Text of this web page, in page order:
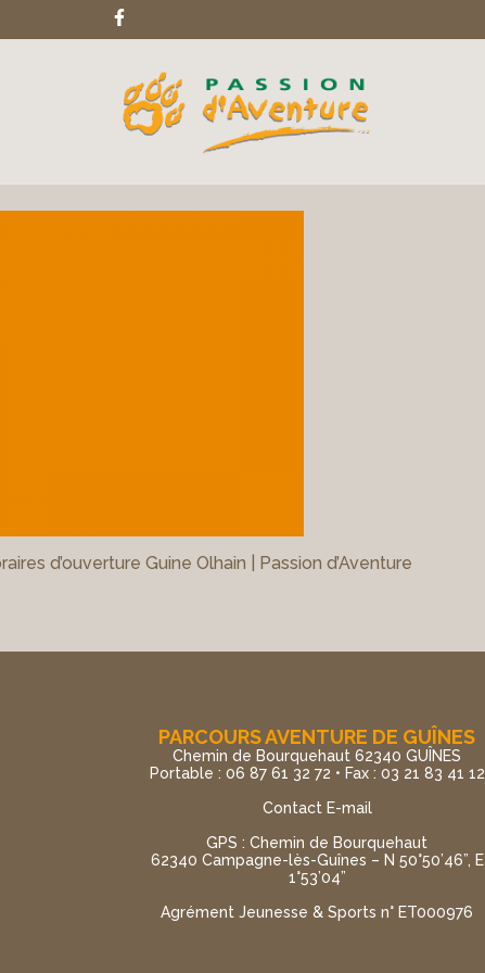
d’ouverture Guine Olhain | Passion d’Aventure
PARCOURS AVENTURE DE GUÎNES
Chemin de Bourquehaut 62340 GUÎNES
Portable : 06 87 61 32 72 • Fax : 03 21 83 41 12
Contact E-mail
GPS : Chemin de Bourquehaut
62340 Campagne-lès-Guînes – N 50°50’46”, E
1°53’04”
Agrément Jeunesse & Sports n° ET000976